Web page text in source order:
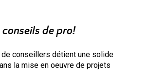
conseils de pro!
conseillers détient une solide
la mise en oeuvre de projets